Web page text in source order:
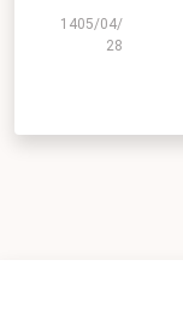
1405/04/
28